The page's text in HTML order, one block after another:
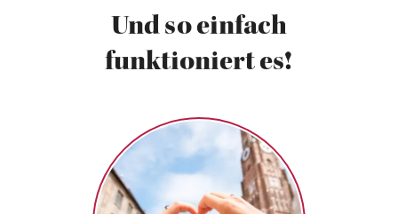
Und so einfach
funktioniert es!